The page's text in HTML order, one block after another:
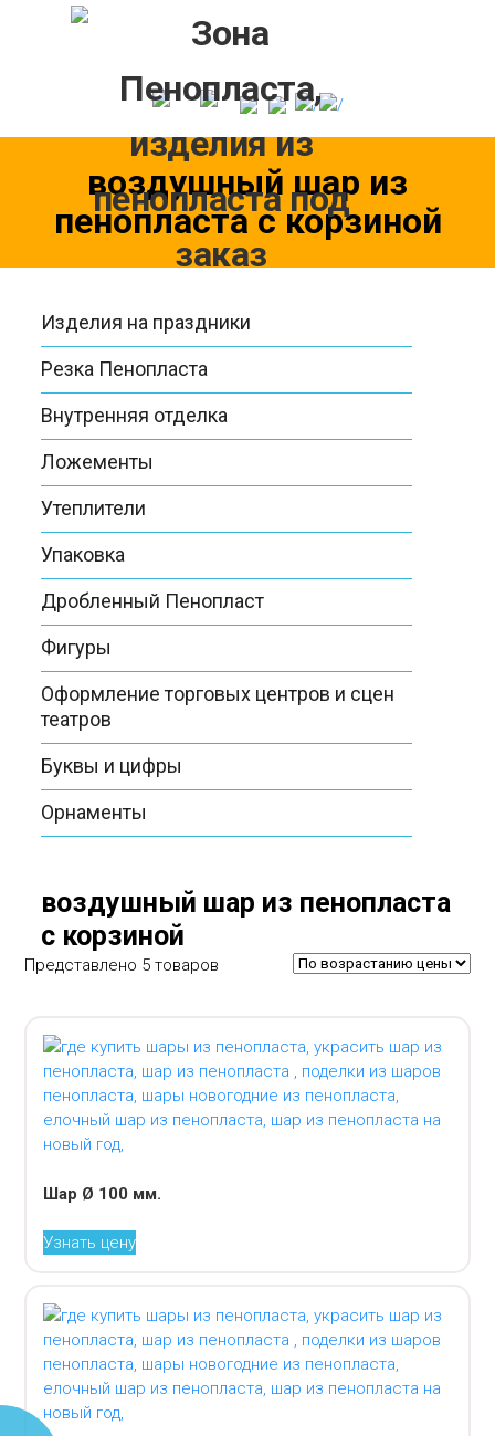
воздушный шар из
пенопласта с корзиной
воздушный шар из пенопласта
с корзиной
Представлено 5 товаров
Шар Ø 100 мм.
Узнать цену
Изделия на праздники
Резка Пенопласта
Внутренняя отделка
Ложементы
Утеплители
Упаковка
Дробленный Пенопласт
Фигуры
Оформление торговых центров и сцен
театров
Буквы и цифры
Орнаменты